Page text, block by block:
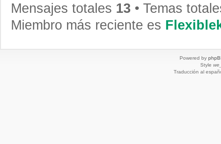
Mensajes totales 13 • Temas
Miembro más reciente es
Powered by
Style
Traducción al